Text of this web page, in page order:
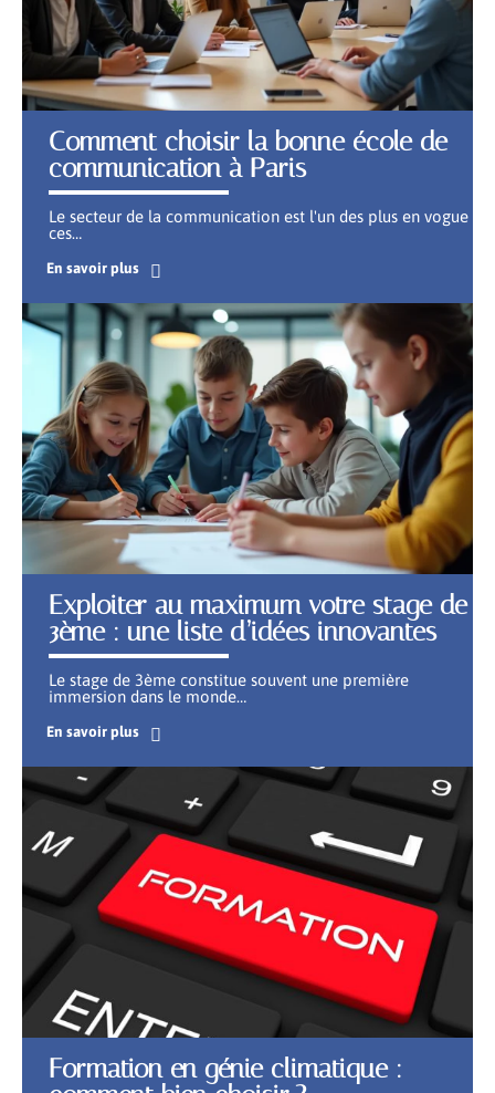
Comment choisir la bonne école de
communication à Paris
Le secteur de la communication est l'un des plus en vogue
ces…
En savoir plus
Exploiter au maximum votre stage de
3ème : une liste d’idées innovantes
Le stage de 3ème constitue souvent une première
immersion dans le monde…
En savoir plus
Formation en génie climatique :